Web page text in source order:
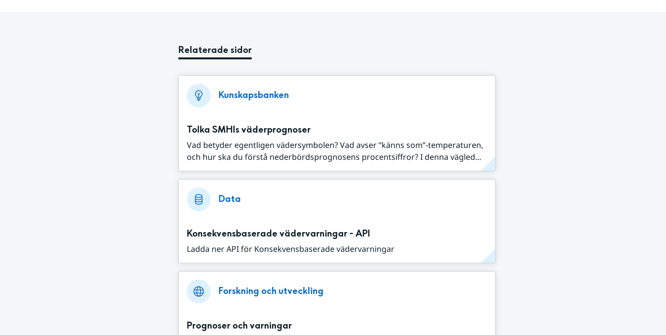
Relaterade sidor
Kunskapsbanken
Tolka SMHIs väderprognoser
Vad betyder egentligen vädersymbolen? Vad avser ”känns som”-temperaturen,
och hur ska du förstå nederbördsprognosens procentsiffror? I denna vägled...
Data
Konsekvensbaserade vädervarningar - API
Ladda ner API för Konsekvensbaserade vädervarningar
Forskning och utveckling
Prognoser och varningar